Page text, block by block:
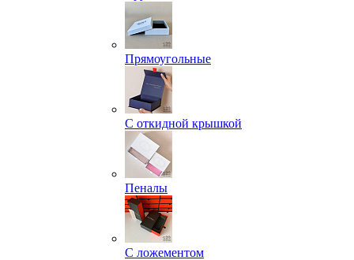
Прямоугольные
С откидной крышкой
Пеналы
С ложементом